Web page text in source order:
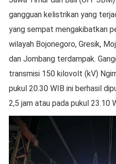
gangguan kelistrikan yang
yang sempat mengakibatkan
wilayah Bojonegoro, Gresik,
dan Jombang terdampak.
transmisi 150 kilovolt (kV)
pukul 20.30 WIB ini berhasil
2,5 jam atau pada pukul 23.10